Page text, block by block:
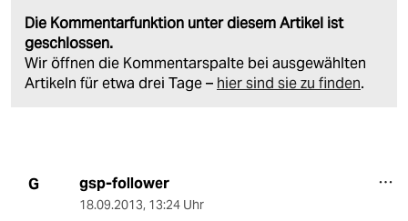
Die Kommentarfunktion unter diesem Artikel ist
geschlossen.
Wir öffnen die Kommentarspalte bei ausgewählten
Artikeln für etwa drei Tage – hier sind sie zu finden.
G gsp-follower
18.09.2013, 13:24 Uhr